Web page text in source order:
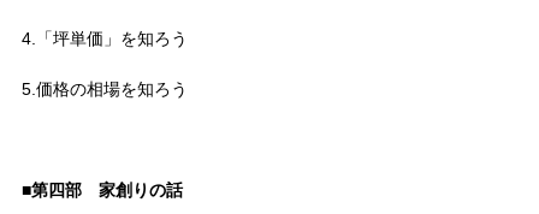
4.「坪単価」を知ろう
5.価格の相場を知ろう
■第四部 家創りの話